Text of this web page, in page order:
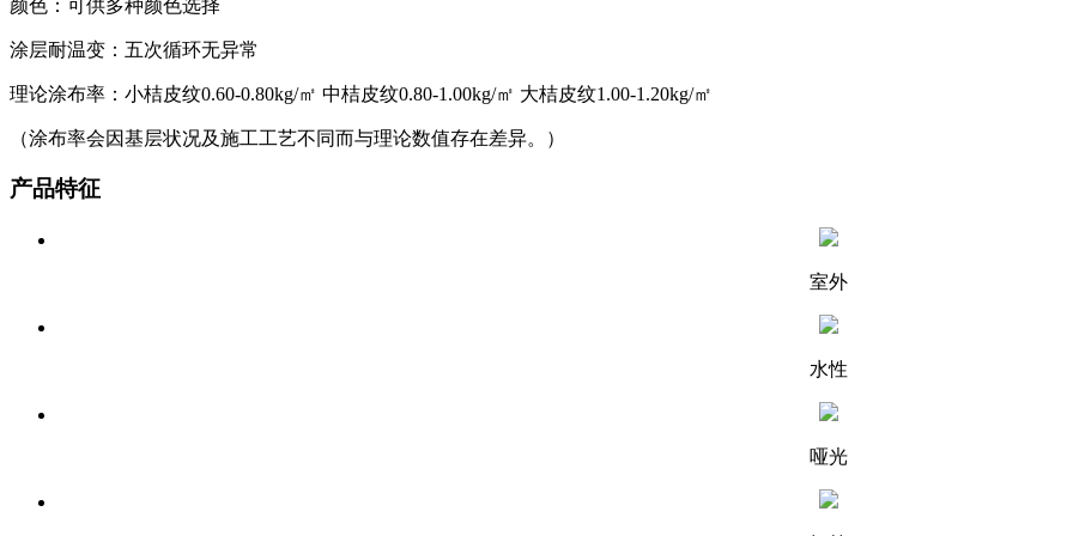
颜色：可供多种颜色选择
涂层耐温变：五次循环无异常
理论涂布率：小桔皮纹0.60-0.80kg/㎡ 中桔皮纹0.80-1.00kg/㎡ 大桔皮纹1.00-1.20kg/㎡
（涂布率会因基层状况及施工工艺不同而与理论数值存在差异。）
产品特征
室外
水性
哑光